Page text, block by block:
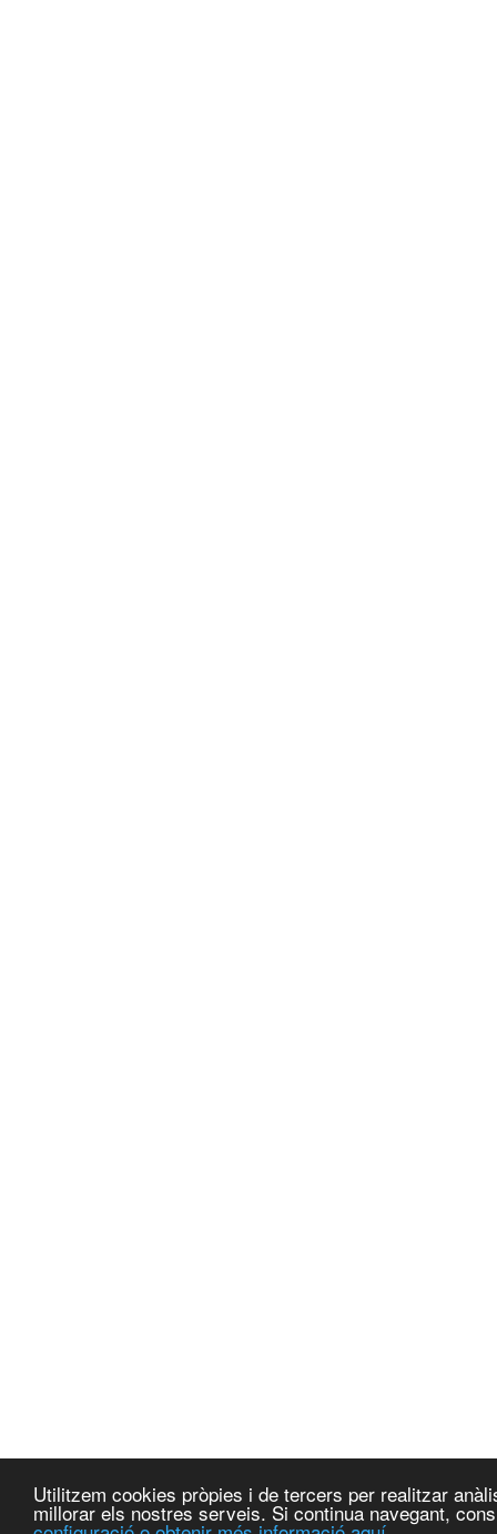
Utilitzem cookies pròpies i de tercers per realitzar
millorar els nostres serveis. Si continua navegant,